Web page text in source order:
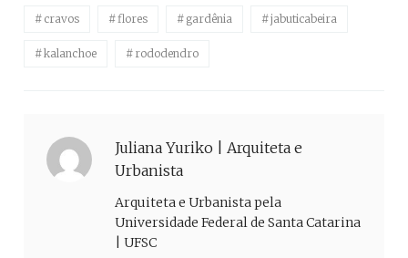
cravos flores gardênia jabuticabeira
kalanchoe rododendro
Juliana Yuriko | Arquiteta e
Urbanista
Arquiteta e Urbanista pela
Universidade Federal de Santa Catarina
| UFSC